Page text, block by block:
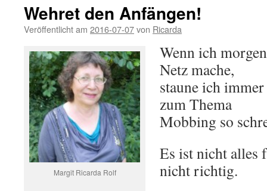
Wehret den Anfängen!
Veröffentlicht am 2016-07-07von Ricarda
Margit Ricarda Rolf
Wenn ich
Netz mache,
staune ich
zum Thema
Mobbing so
Es ist nicht alles
nicht richtig.